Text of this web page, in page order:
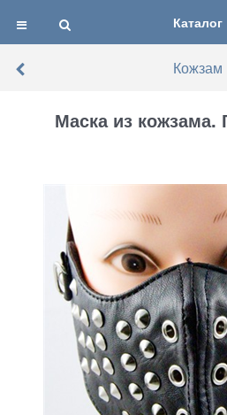
Каталог
Кожзам
Маска из кожзама.